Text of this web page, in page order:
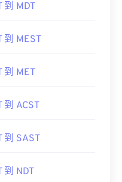
到 MDT
到 MEST
到 MET
到 ACST
到 SAST
到 NDT